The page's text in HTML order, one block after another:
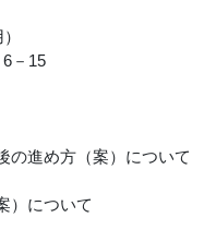
－15
の進め方（案）について
）について